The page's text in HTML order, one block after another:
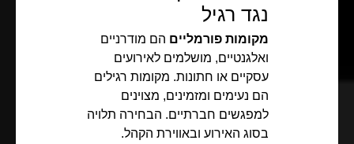
נגד רגיל
מקומות פורמליים הם מודרניים
ואלגנטיים, מושלמים לאירועים
עסקיים או חתונות. מקומות רגילים
הם נעימים ומזמינים, מצוינים
למפגשים חברתיים. הבחירה תלויה
בסוג האירוע ובאווירת הקהל.